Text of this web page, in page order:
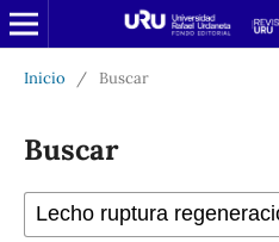
Inicio / Buscar
Buscar